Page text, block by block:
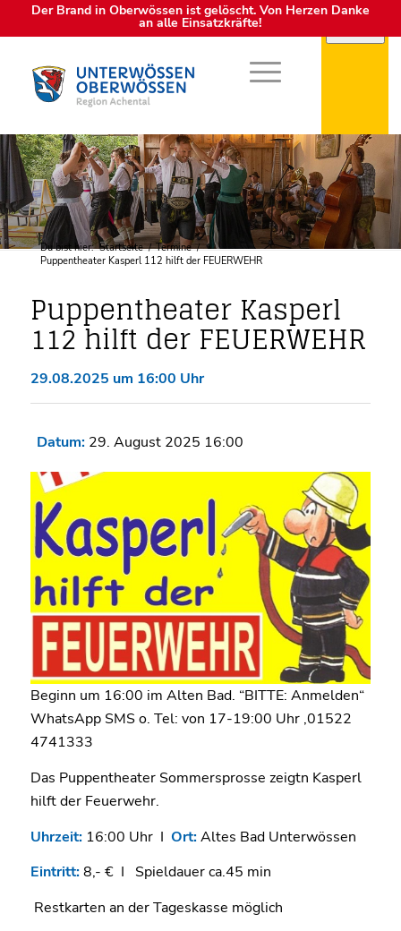
Der Brand in Oberwössen ist gelöscht. Von Herzen Danke
an alle Einsatzkräfte!
Du bist hier: Startseite / Termine /
Puppentheater Kasperl 112 hilft der FEUERWEHR
Puppentheater Kasperl
112 hilft der FEUERWEHR
29.08.2025 um 16:00 Uhr
Datum: 29. August 2025 16:00
Beginn um 16:00 im Alten Bad. “BITTE: Anmelden“
WhatsApp SMS o. Tel: von 17-19:00 Uhr ,01522
4741333
Das Puppentheater Sommersprosse zeigtn Kasperl
hilft der Feuerwehr.
Uhrzeit:16:00 Uhr I Ort:Altes Bad Unterwössen
Eintritt:8,- € I Spieldauer ca.45 min
Restkarten an der Tageskasse möglich